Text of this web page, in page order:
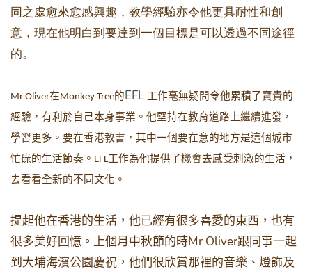
同之處愈來愈感興趣，教學經驗亦令他更具耐性和創
意，現在他明白到要達到一個目標是可以透過不同途徑
的。
Mr Oliver在Monkey Tree的EFL 工作毫無疑問令他累積了寶貴的
經驗，有利於自己本身事業。他堅持在教育道路上繼續進發，
學習更多。要在香港教書，其中一個要在意的地方是這個城市
忙碌的生活節奏。 EFL工作為他提供了機會去感受刺激的生活，
去看看全新的不同文化。
提起他在香港的生活，他已經有很多喜愛的東西，也有
很多美好回憶。上個月中秋節的時Mr Oliver跟同事一起
到大埔海濱公園慶祝，他們很欣賞那裡的音樂、燈飾及